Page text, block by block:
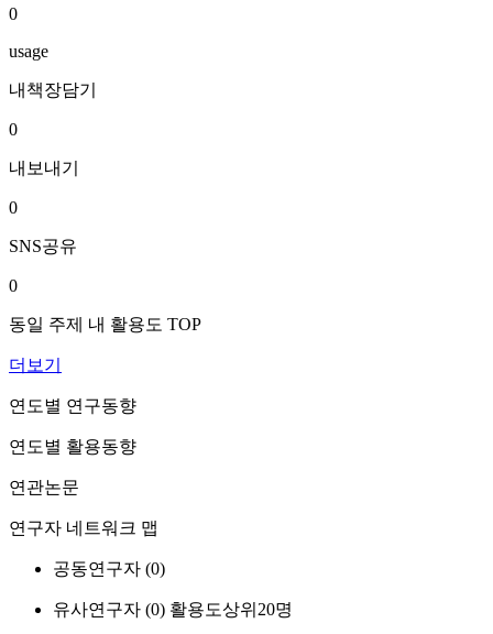
0
usage
내책장담기
0
내보내기
0
SNS공유
0
동일 주제 내 활용도 TOP
더보기
연도별 연구동향
연도별 활용동향
연관논문
연구자 네트워크 맵
공동연구자 (0)
유사연구자 (0) 활용도상위20명